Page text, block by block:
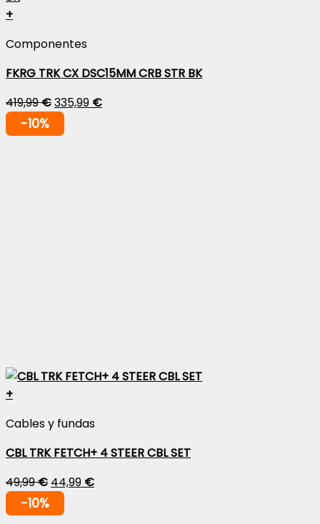
+
Componentes
FKRG TRK CX DSC15MM CRB STR BK
419,99€335,99 €
-10%
+
Cables y fundas
CBL TRK FETCH+ 4 STEER CBL SET
49,99€ 44,99 €
-10%